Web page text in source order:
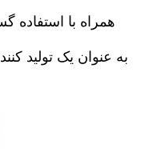
همراه با استفاده
به عنوان یک تولید